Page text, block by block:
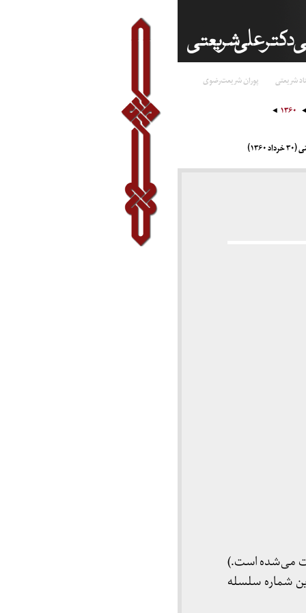
شریعتی پوران شریعت‌رضوی
۱۳۶۰
پرویز خرسند مدیریت می‌شده‌ است.)
داده است. در این شماره سلسله